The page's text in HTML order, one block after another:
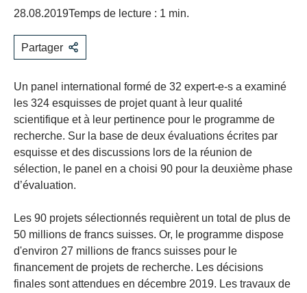
28.08.2019Temps de lecture : 1 min.
Partager
Un panel international formé de 32 expert-e-s a examiné
les 324 esquisses de projet quant à leur qualité
scientifique et à leur pertinence pour le programme de
recherche. Sur la base de deux évaluations écrites par
esquisse et des discussions lors de la réunion de
sélection, le panel en a choisi 90 pour la deuxième phase
d’évaluation.
Les 90 projets sélectionnés requièrent un total de plus de
50 millions de francs suisses. Or, le programme dispose
d'environ 27 millions de francs suisses pour le
financement de projets de recherche. Les décisions
finales sont attendues en décembre 2019. Les travaux de